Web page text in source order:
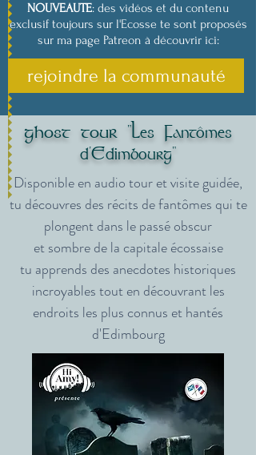
NOUVEAUTE: des vidéos et du contenu
exclusif toujours sur l'Ecosse te sont proposés
sur ma page Patreon à découvrir ici:
rejoindre la communauté
ghost tour "Les Fantômes
d'Edimbourg"
Disponible en audio tour et visite guidée,
tu découvres des récits de fantômes qui te
plongent dans le passé obscur
et sombre de la capitale écossaise
tu apprends des anecdotes historiques
incroyables tout en découvrant les
endroits les plus connus et hantés
d'Edimbourg